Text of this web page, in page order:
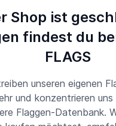
Shop ist
findest du
FLAGS
unseren eigenen
und konzentrieren
Flaggen-Datenbank.